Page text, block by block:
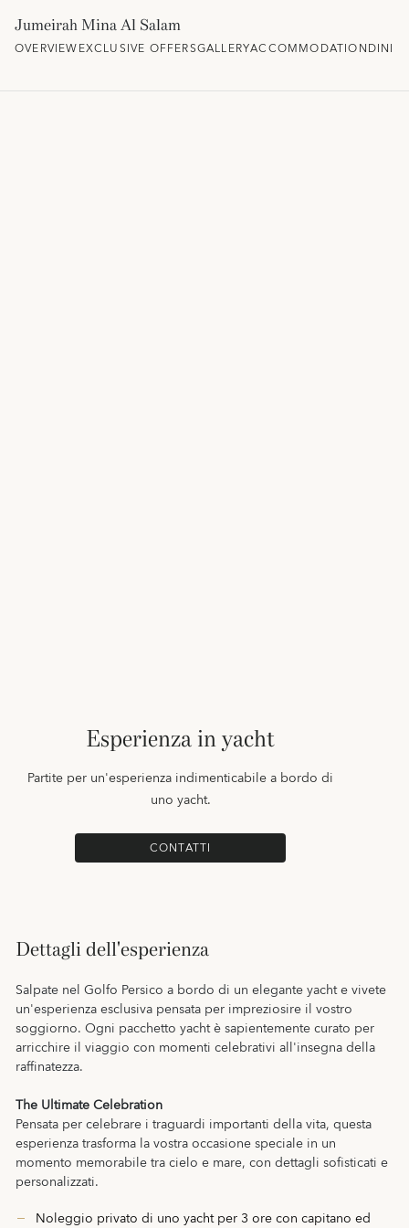
Jumeirah Mina Al Salam
OVERVIEWEXCLUSIVE OFFERSGALLERYACCOMMODATION
Esperienza in yacht
Partite per un'esperienza indimenticabile a bordo di
uno yacht.
CONTATTI
Dettagli dell'esperienza
Salpate nel Golfo Persico a bordo di un elegante yacht e vivete
un'esperienza esclusiva pensata per impreziosire il vostro
soggiorno. Ogni pacchetto yacht è sapientemente curato per
arricchire il viaggio con momenti celebrativi all'insegna della
raffinatezza.
The Ultimate Celebration
Pensata per celebrare i traguardi importanti della vita, questa
esperienza trasforma la vostra occasione speciale in un
momento memorabile tra cielo e mare, con dettagli sofisticati e
personalizzati.
Noleggio privato di uno yacht per 3 ore con capitano ed